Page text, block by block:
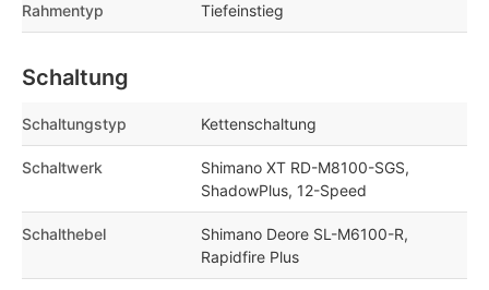
Rahmentyp Tiefeinstieg
Schaltung
Schaltungstyp Kettenschaltung
Schaltwerk
Shimano XT RD-M8100-SGS,
ShadowPlus, 12-Speed
Schalthebel
Shimano Deore SL-M6100-R,
Rapidfire Plus